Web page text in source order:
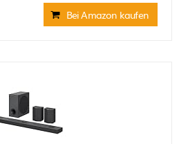
Bei Amazon kaufen